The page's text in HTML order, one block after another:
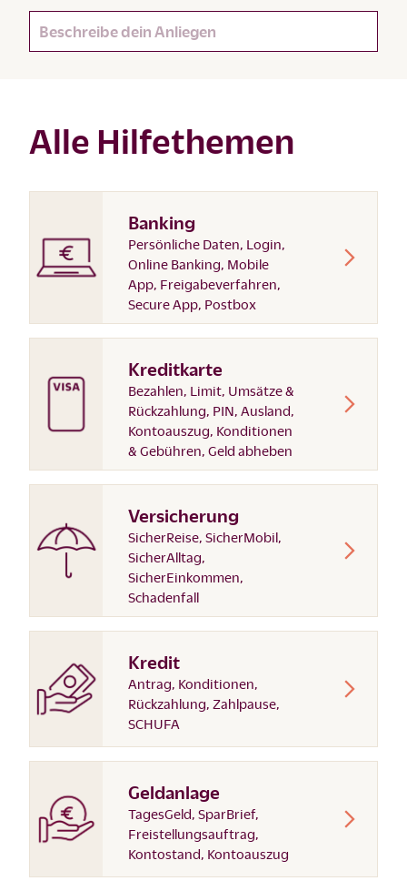
Alle Hilfethemen
Banking
Persönliche Daten, Login,
Online Banking, Mobile
App, Freigabeverfahren,
Secure App, Postbox
Kreditkarte
Bezahlen, Limit, Umsätze &
Rückzahlung, PIN, Ausland,
Kontoauszug, Konditionen
& Gebühren, Geld abheben
Versicherung
SicherReise, SicherMobil,
SicherAlltag,
SicherEinkommen,
Schadenfall
Kredit
Antrag, Konditionen,
Rückzahlung, Zahlpause,
SCHUFA
Geldanlage
TagesGeld, SparBrief,
Freistellungsauftrag,
Kontostand, Kontoauszug